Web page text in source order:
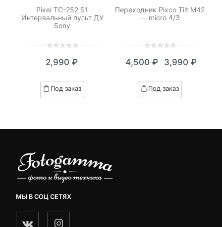
Pixel TC-252 S1
Интервальный пульт ДУ
Sony
out
based
on
2,990 ₽
Под заказ
Переходник Pixco Tilt M42
— micro 4/3
out
based
on
4,500₽
цена
составляла
3,990 ₽
Текущая
цена:
3,990 ₽.
Под заказ
МЫ В СОЦ СЕТЯХ